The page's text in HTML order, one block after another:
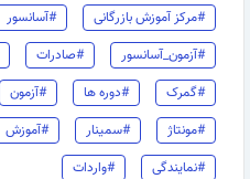
#مرکز آموزش بازرگانی #آسانسور
#آزمون_آسانسور
#صادرات
#گمرک
#دوره ها #آزمون
#مونتاژ
#سمینار #آموزش
#نمایندگی
#واردات